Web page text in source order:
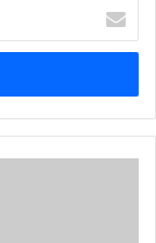
بريدك
الإلكتروني